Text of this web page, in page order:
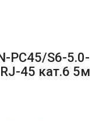
PC45/S6-5.0-
45 кат.6 5м